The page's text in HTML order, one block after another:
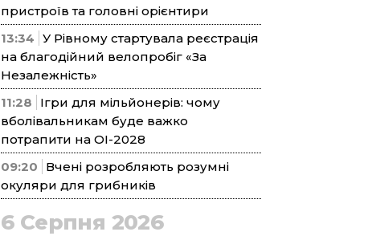
пристроїв та головні орієнтири
13:34 У Рівному стартувала реєстрація
на благодійний велопробіг «За
Незалежність»
11:28
Ігри для мільйонерів: чому
вболівальникам буде важко
потрапити на ОІ-2028
09:20
Вчені розробляють розумні
окуляри для грибників
6 Серпня 2026